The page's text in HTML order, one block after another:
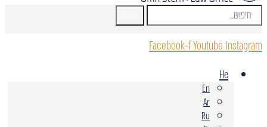
Facebook-fYoutube Instagram
He
En
Ar
Ru